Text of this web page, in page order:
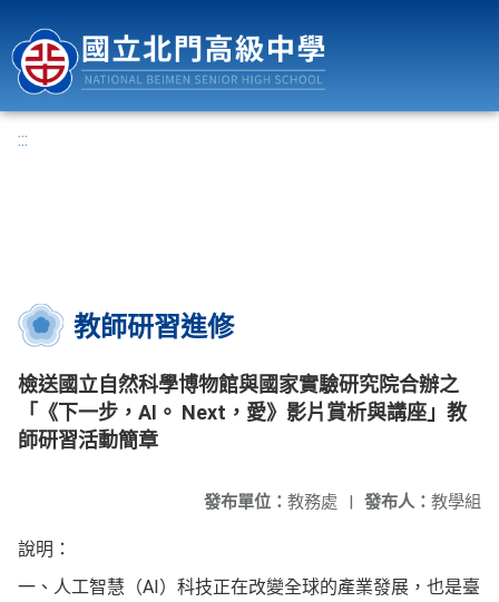
:::
教師研習進修
檢送國立自然科學博物館與國家實驗研究院合辦之
「《下一步，AI。 Next，愛》影片賞析與講座」教
師研習活動簡章
發布人： 教學組
發布單位： 教務處 |
說明：
一、人工智慧（AI）科技正在改變全球的產業發展，也是臺